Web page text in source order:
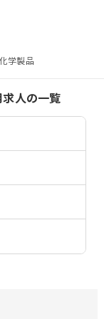
学製品
人の一覧